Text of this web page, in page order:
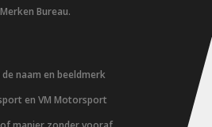
Bureau.
naam en beeldmerk
en VM Motorsport